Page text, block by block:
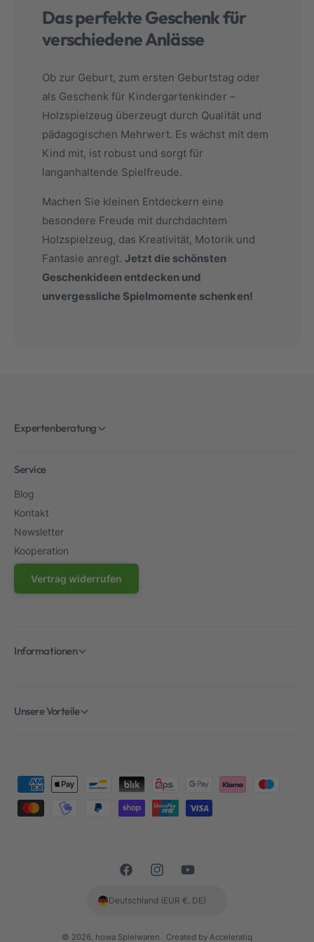
Das perfekte Geschenk für
verschiedene Anlässe
Ob zur Geburt, zum ersten Geburtstag oder
als Geschenk für Kindergartenkinder –
Holzspielzeug überzeugt durch Qualität und
pädagogischen Mehrwert. Es wächst mit dem
Kind mit, ist robust und sorgt für
langanhaltende Spielfreude.
Machen Sie kleinen Entdeckern eine
besondere Freude mit durchdachtem
Holzspielzeug, das Kreativität, Motorik und
Fantasie anregt.Jetzt die schönsten
Geschenkideen entdecken und
unvergessliche Spielmomente schenken!
Expertenberatung
Service
Blog
Kontakt
Newsletter
Kooperation
Vertrag widerrufen
Informationen
Unsere Vorteile
a
© 2026, howa Spielwaren . Created by Acceleratiq
F
a
e
I
n
t
Y
o
T
Deutschland (EUR €, DE)